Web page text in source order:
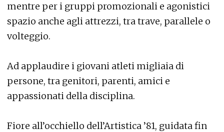
mentre per i gruppi promozionali e agonistici
spazio anche agli attrezzi, tra trave, parallele o
volteggio.
Ad applaudire i giovani atleti migliaia di
persone, tra genitori, parenti, amici e
appassionati della disciplina.
Fiore all’occhiello dell’Artistica ’81, guidata fin